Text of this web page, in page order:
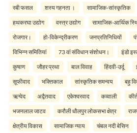
रबी फसल शस्य गहनता । सामाजिक-सांस्कृतिक
हथकरघा उद्योग वस्त्र उद्योग सामाजिक-आर्थिक
रोजगार। हो-विकेन्द्रीकरण जनप्रतिनिधियों
विभिन्न समितियां 73 वां संविधान संशोधन। इंडो
कुषाण जौहर प्रथा बाल विवाह हिंदवी-उर्दू
सूफीवाद भक्तिकाल सांस्कृतिक समन्वय बहु
ऋग्वेद अद्वैतवाद एकेश्वरवाद कव्वाली
भजनलाल जाटव करौली धौलपुर लोकसभा क्षेत्र
क्षेत्रीय विकास सामाजिक न्याय चंबल नदी बेसिन